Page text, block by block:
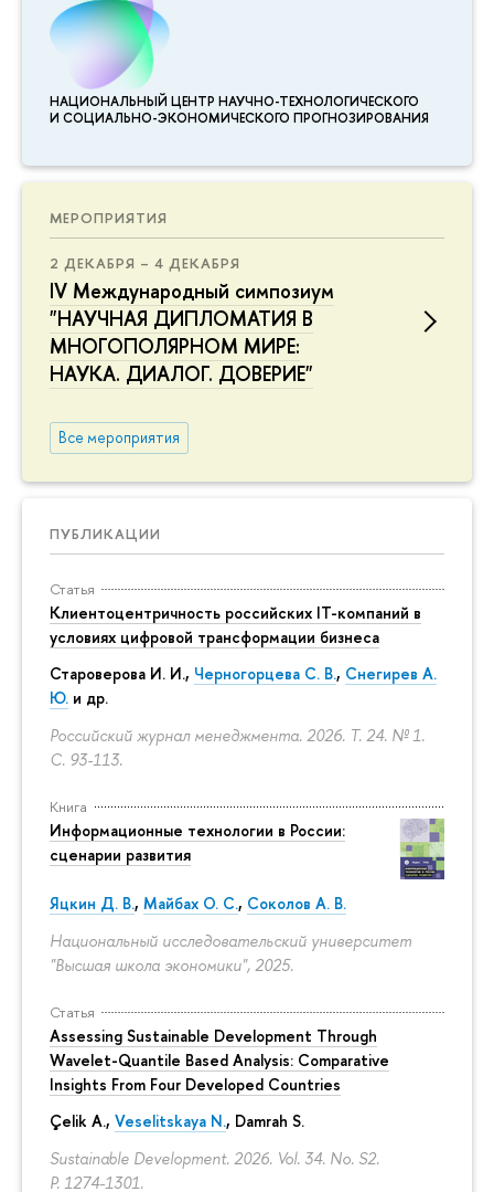
НАЦИОНАЛЬНЫЙ ЦЕНТР НАУЧНО-ТЕХНОЛОГИЧЕСКОГО
И СОЦИАЛЬНО-ЭКОНОМИЧЕСКОГО ПРОГНОЗИРОВАНИЯ
МЕРОПРИЯТИЯ
2 ДЕКАБРЯ – 4 ДЕКАБРЯ
IV Международный симпозиум
"НАУЧНАЯ ДИПЛОМАТИЯ В
МНОГОПОЛЯРНОМ МИРЕ:
НАУКА. ДИАЛОГ. ДОВЕРИЕ"
Все мероприятия
ПУБЛИКАЦИИ
Статья
Клиентоцентричность российских IT-компаний в
условиях цифровой трансформации бизнеса
Староверова И. И., Черногорцева С. В., Снегирев А.
Ю. и др.
Российский журнал менеджмента. 2026. Т. 24. № 1.
С. 93-113.
Книга
Информационные технологии в России:
сценарии развития
Яцкин Д. В., Майбах О. С., Соколов А. В.
Национальный исследовательский университет
"Высшая школа экономики", 2025.
Статья
Assessing Sustainable Development Through
Wavelet-Quantile Based Analysis: Comparative
Insights From Four Developed Countries
Çelik A., Veselitskaya N., Damrah S.
Sustainable Development. 2026. Vol. 34. No. S2.
P. 1274-1301.